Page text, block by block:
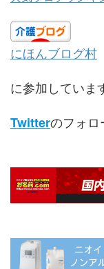
にほんブログ村
に参加していま
Twitterのフォロ